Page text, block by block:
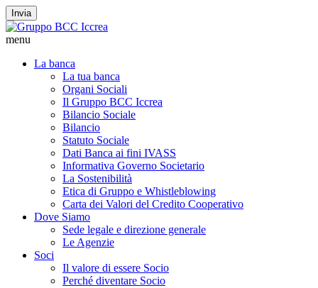
Invia
menu
La banca
La tua banca
Organi Sociali
Il Gruppo BCC Iccrea
Bilancio Sociale
Bilancio
Statuto Sociale
Dati Banca ai fini IVASS
Informativa Governo Societario
La Sostenibilità
Etica di Gruppo e Whistleblowing
Carta dei Valori del Credito Cooperativo
Dove Siamo
Sede legale e direzione generale
Le Agenzie
Soci
Il valore di essere Socio
Perché diventare Socio